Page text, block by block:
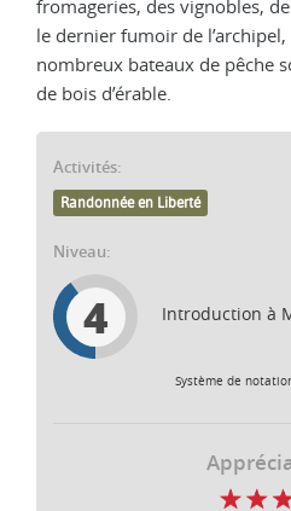
fromageries, des vignobles,
le dernier fumoir de
nombreux bateaux de pêche
de bois d’érable.
Activités:
Randonnée en Liberté
Niveau:
4 Introduction à
Système de